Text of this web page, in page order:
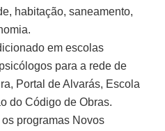
habitação, saneamento,
em escolas
para a rede de
Portal de Alvarás, Escola
do Código de Obras.
programas Novos